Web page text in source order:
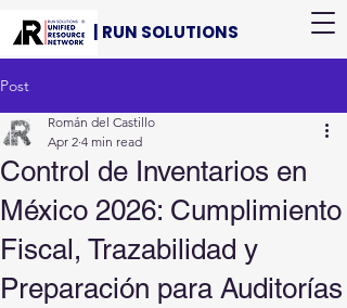
| RUN SOLUTIONS
Post
Control de Inventarios en
México 2026: Cumplimiento
Fiscal, Trazabilidad y
Preparación para Auditorías
Román del Castillo
Apr 2 4 min read